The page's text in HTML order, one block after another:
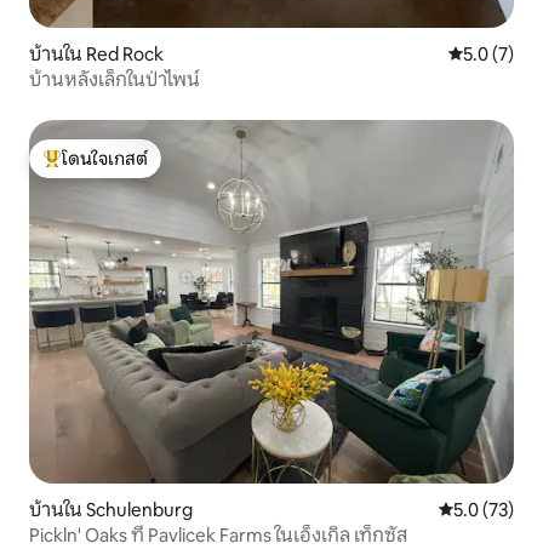
บ้านใน Red Rock คะแนนเฉลี่
5.0 (7)
บ้านหลังเล็กในป่าไพน์
โดนใจเกสต์ที่สุด
โดนใจเกสต์
บ้านใน Schulenburg คะแนนเฉลี่ย
5.0 (73)
Pickln' Oaks ที่ Pavlicek Farms ในเอ็งเกิล เท็กซัส